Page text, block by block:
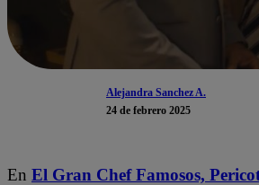
Alejandra Sanchez A.
24 de febrero 2025
En El Gran Chef Famosos,